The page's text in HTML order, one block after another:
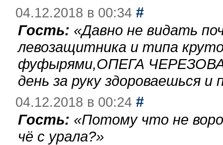
04.12.2018 в 00:34 #
Гость: «Давно не видать
левозащитника и типа
фуфырями,ОПЕГА
день за руку здороваешься
04.12.2018 в 00:24 #
Гость: «Потому что не
чё с урала?»